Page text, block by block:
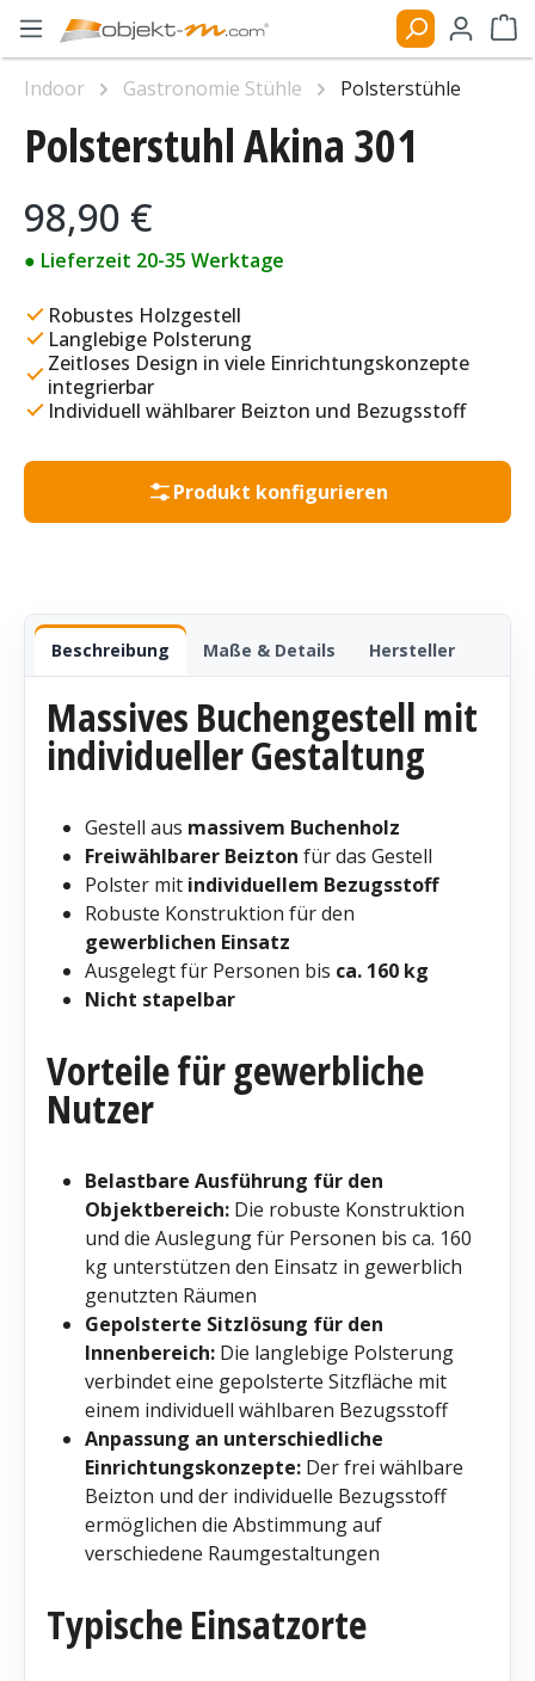
Zum Hauptinhalt springen
Polsterstuhl Akina 301
Regulärer Preis:
98,90 €
● Lieferzeit 20-35 Werktage
Robustes Holzgestell
Langlebige Polsterung
Zeitloses Design in viele Einrichtungskonzepte
integrierbar
Individuell wählbarer Beizton und Bezugsstoff
Produkt konfigurieren
Beschreibung Maße & Details Hersteller
Massives Buchengestell mit
individueller Gestaltung
Gestell aus massivem Buchenholz
Freiwählbarer Beizton für das Gestell
Polster mit individuellem Bezugsstoff
Robuste Konstruktion für den
gewerblichen Einsatz
Ausgelegt für Personen bis ca. 160 kg
Nicht stapelbar
Vorteile für gewerbliche
Nutzer
Belastbare Ausführung für den
Objektbereich: Die robuste Konstruktion
und die Auslegung für Personen bis ca. 160
kg unterstützen den Einsatz in gewerblich
genutzten Räumen
Gepolsterte Sitzlösung für den
Innenbereich: Die langlebige Polsterung
verbindet eine gepolsterte Sitzfläche mit
einem individuell wählbaren Bezugsstoff
Anpassung an unterschiedliche
Einrichtungskonzepte: Der frei wählbare
Beizton und der individuelle Bezugsstoff
ermöglichen die Abstimmung auf
verschiedene Raumgestaltungen
Typische Einsatzorte
Indoor Gastronomie Stühle
Polsterstühle
Bildergalerie überspringen